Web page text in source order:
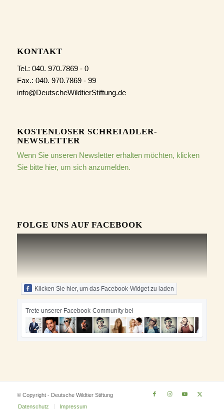
KONTAKT
Tel.: 040. 970.7869 - 0
Fax.: 040. 970.7869 - 99
info@DeutscheWildtierStiftung.de
KOSTENLOSER SCHREIADLER-
NEWSLETTER
Wenn Sie unseren Newsletter erhalten möchten, klicken
Sie bitte hier, um sich anzumelden.
FOLGE UNS AUF FACEBOOK
Klicken Sie hier, um das Facebook-Widget zu laden
Trete unserer Facebook-Community bei
© Copyright - Deutsche Wildtier Stiftung
Datenschutz
Impressum